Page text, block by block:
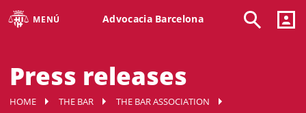
MENÚ Advocacia Barcelona
Press releases
HOME THE BAR
THE BAR ASSOCIATION